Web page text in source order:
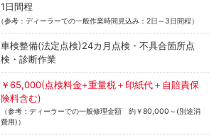
1日間程
（参考：ディーラーでの一般作業時間見込み：2日～3日間程）
車検整備(法定点検)24カ月点検・不具合箇所点
検・診断作業
￥65,000(点検料金+重量税＋印紙代＋自賠責保
険料含む)
（参考：ディーラーでの一般修理金額 約￥80,000～(別途消
費用)）